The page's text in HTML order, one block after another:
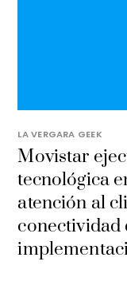
LA VERGARA GEEK
Movistar
tecnológica
atención al
conectividad